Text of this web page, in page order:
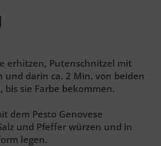
erhitzen, Putenschnitzel mit
darin ca. 2 Min. von beiden
sie Farbe bekommen.
dem Pesto Genovese
und Pfeffer würzen und in
legen.